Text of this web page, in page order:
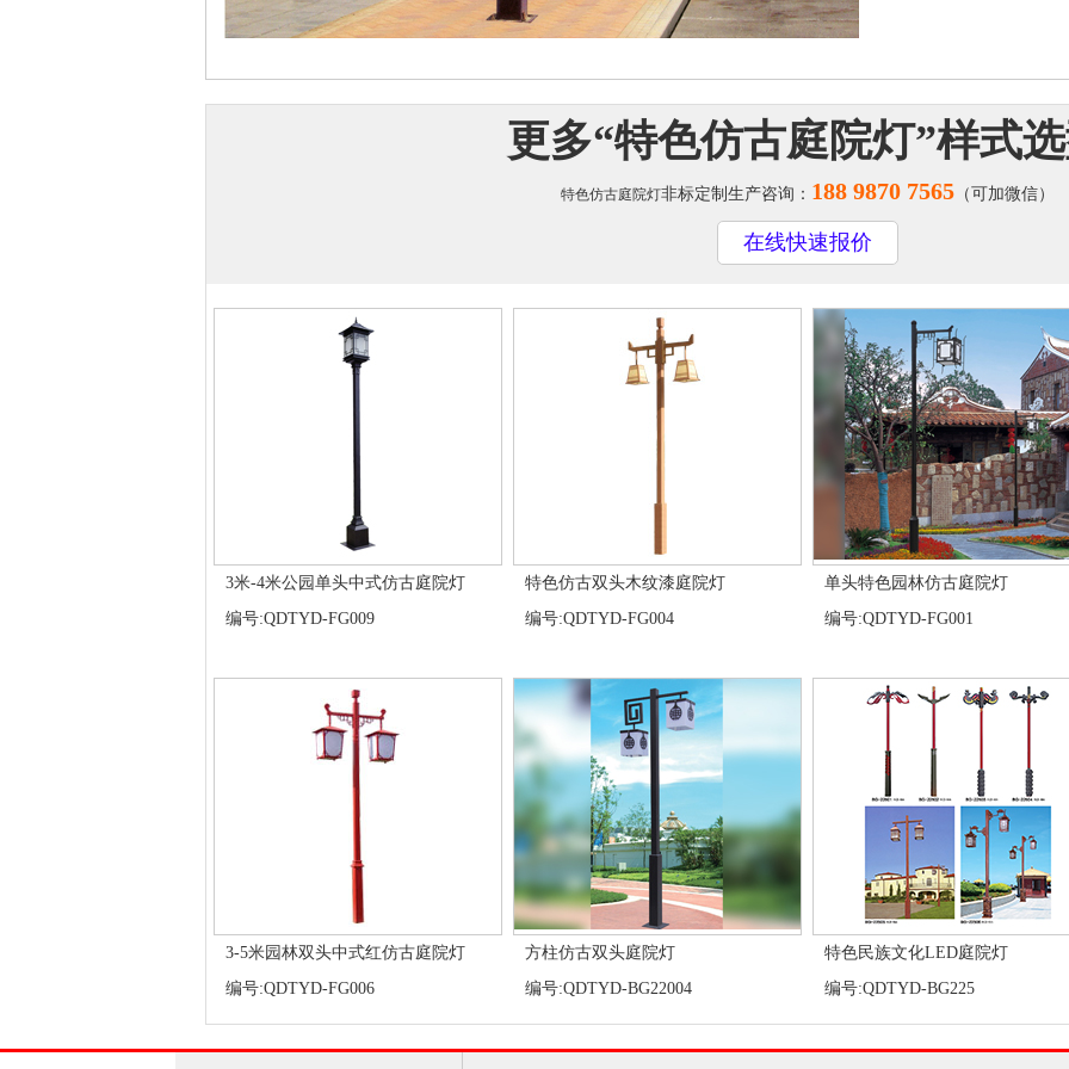
更多“特色仿古庭院灯”样式
特色仿古庭院灯非标定制生产咨询： 188 9870 7565 （可加微信）
在线快速报价
3米-4米公园单头中式仿古庭院灯
编号:QDTYD-FG009
特色仿古双头木纹漆庭院灯
编号:QDTYD-FG004
单头特色园林仿古庭院灯
编号:QDTYD-FG001
3-5米园林双头中式红仿古庭院灯
编号:QDTYD-FG006
方柱仿古双头庭院灯
编号:QDTYD-BG22004
特色民族文化LED庭院灯
编号:QDTYD-BG225